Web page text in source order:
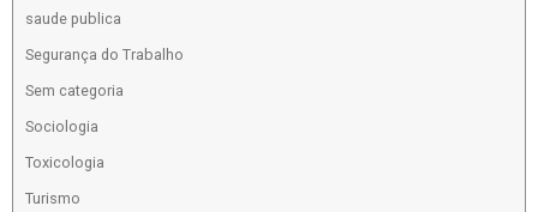
saude publica
Segurança do Trabalho
Sem categoria
Sociologia
Toxicologia
Turismo